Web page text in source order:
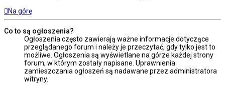
Na górę
Co to są ogłoszenia?
Ogłoszenia często zawierają ważne informacje dotyczące
przeglądanego forum i należy je przeczytać, gdy tylko jest to
możliwe. Ogłoszenia są wyświetlane na górze każdej strony
forum, w którym zostały napisane. Uprawnienia
zamieszczania ogłoszeń są nadawane przez administratora
witryny.